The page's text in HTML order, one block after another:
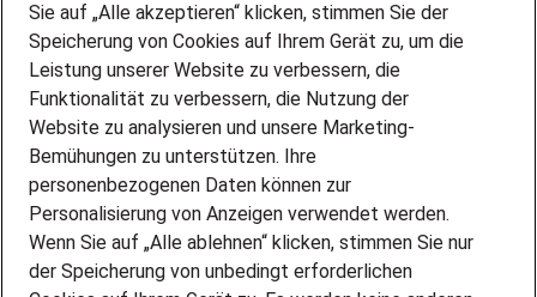
DEINE LEBENSSITUATION
PARTNERSHIP WITH AIRBUS
INITIATIV BEWERBEN
ÜBER UNS
STANDORTE
BLOG
PRESSE
Sie auf „Alle akzeptieren“ klicken, stimmen Sie der
Speicherung von Cookies auf Ihrem Gerät zu, um die
Leistung unserer Website zu verbessern, die
Funktionalität zu verbessern, die Nutzung der
Website zu analysieren und unsere Marketing-
Bemühungen zu unterstützen. Ihre
personenbezogenen Daten können zur
Personalisierung von Anzeigen verwendet werden.
Wenn Sie auf „Alle ablehnen“ klicken, stimmen Sie nur
der Speicherung von unbedingt erforderlichen